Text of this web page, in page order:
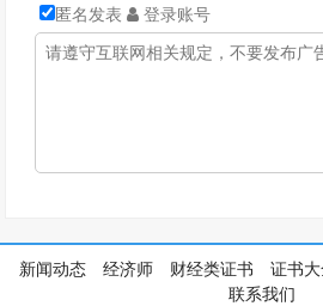
匿名发表 登录账号
新闻动态 经济师 财经类证书 证书
联系我们